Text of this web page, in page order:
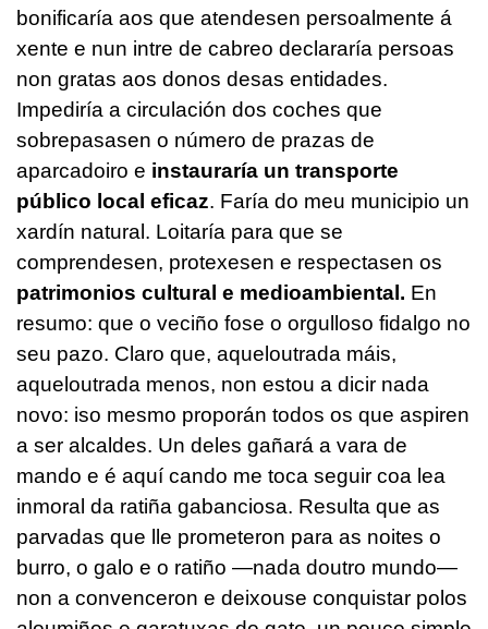
bonificaría aos que atendesen persoalmente á
xente e nun intre de cabreo declararía persoas
non gratas aos donos desas entidades.
Impediría a circulación dos coches que
sobrepasasen o número de prazas de
aparcadoiro e instauraría un transporte
público local eficaz. Faría do meu municipio un
xardín natural. Loitaría para que se
comprendesen, protexesen e respectasen os
patrimonios cultural e medioambiental. En
resumo: que o veciño fose o orgulloso fidalgo no
seu pazo. Claro que, aqueloutrada máis,
aqueloutrada menos, non estou a dicir nada
novo: iso mesmo proporán todos os que aspiren
a ser alcaldes. Un deles gañará a vara de
mando e é aquí cando me toca seguir coa lea
inmoral da ratiña gabanciosa. Resulta que as
parvadas que lle prometeron para as noites o
burro, o galo e o ratiño —nada doutro mundo—
non a convenceron e deixouse conquistar polos